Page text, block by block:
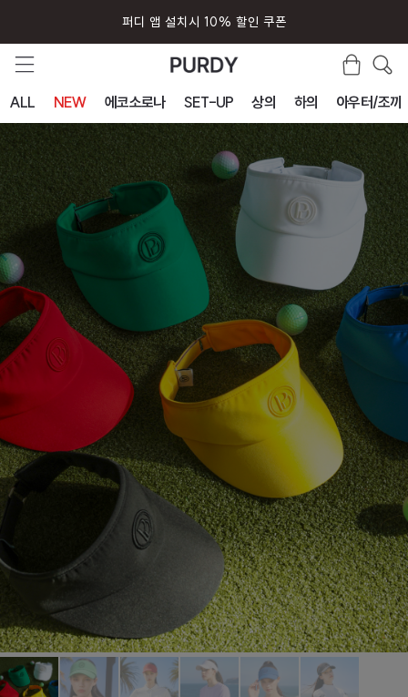
회원가입시 즉시 사용 5000원 쿠폰
ALL NEW 에코소로나 SET-UP 상의 하의 아우터/조끼